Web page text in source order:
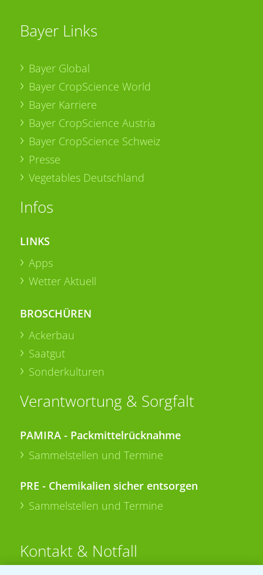
Bayer Links
Bayer Global
Bayer CropScience World
Bayer Karriere
Bayer CropScience Austria
Bayer CropScience Schweiz
Presse
Vegetables Deutschland
Infos
LINKS
Apps
Wetter Aktuell
BROSCHÜREN
Ackerbau
Saatgut
Sonderkulturen
Verantwortung & Sorgfalt
PAMIRA - Packmittelrücknahme
Sammelstellen und Termine
PRE - Chemikalien sicher entsorgen
Sammelstellen und Termine
Kontakt & Notfall